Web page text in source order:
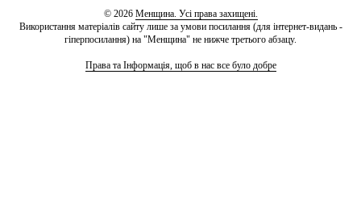
© 2026 Менщина. Усі права захищені.
Використання матеріалів сайту лише за умови посилання (для інтернет-видань -
гіперпосилання) на "Менщина" не нижче третього абзацу.
Права та Інформація, щоб в нас все було добре